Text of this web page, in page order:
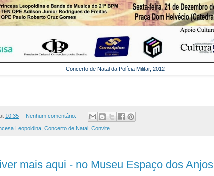
Concerto de Natal da Polícia Militar, 2012
at 10:35 Nenhum comentário:
Leopoldina Concerto de Natal Convite
mais aqui - no Museu Espaço dos Anjos